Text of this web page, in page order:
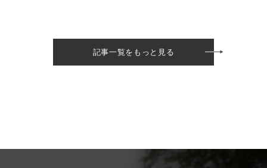
記事一覧をもっと見る